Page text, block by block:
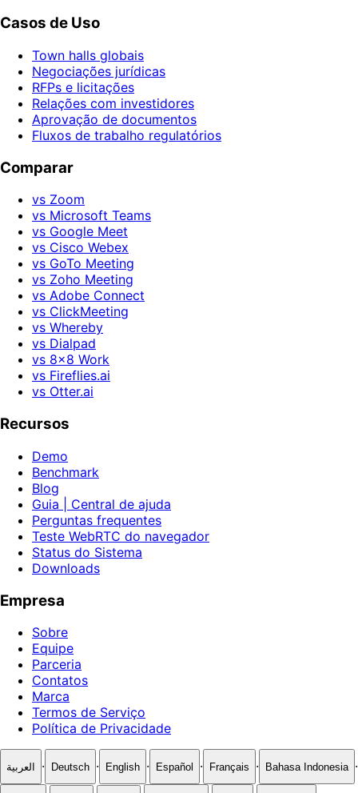
Casos de Uso
Town halls globais
Negociações jurídicas
RFPs e licitações
Relações com investidores
Aprovação de documentos
Fluxos de trabalho regulatórios
Comparar
vs Zoom
vs Microsoft Teams
vs Google Meet
vs Cisco Webex
vs GoTo Meeting
vs Zoho Meeting
vs Adobe Connect
vs ClickMeeting
vs Whereby
vs Dialpad
vs 8x8 Work
vs Fireflies.ai
vs Otter.ai
Recursos
Demo
Benchmark
Blog
Guia | Central de ajuda
Perguntas frequentes
Teste WebRTC do navegador
Status do Sistema
Downloads
Empresa
Sobre
Equipe
Parceria
Contatos
Marca
Termos de Serviço
Política de Privacidade
العربية · Deutsch · English · Español · Français · Bahasa Indonesia ·